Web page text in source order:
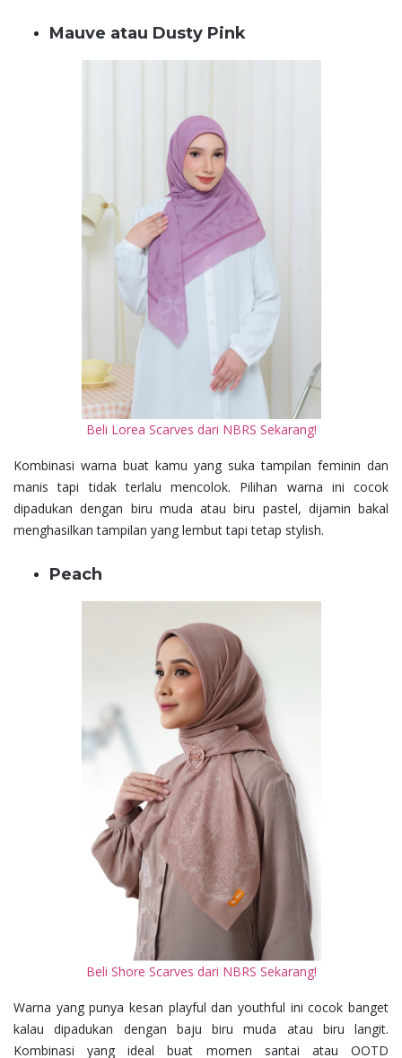
Mauve atau Dusty Pink
Beli Lorea Scarves dari NBRS Sekarang!
Kombinasi warna buat kamu yang suka tampilan feminin dan
manis tapi tidak terlalu mencolok. Pilihan warna ini cocok
dipadukan dengan biru muda atau biru pastel, dijamin bakal
menghasilkan tampilan yang lembut tapi tetap stylish.
Peach
Beli Shore Scarves dari NBRS Sekarang!
Warna yang punya kesan playful dan youthful ini cocok banget
kalau dipadukan dengan baju biru muda atau biru langit.
Kombinasi yang ideal buat momen santai atau OOTD